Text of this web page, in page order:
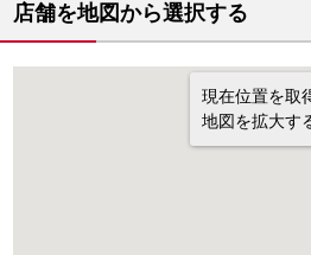
店舗を地図から選択する
現在位置を取
地図を拡大す